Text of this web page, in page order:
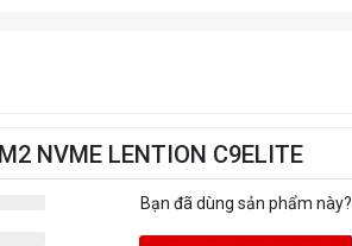
NVME LENTION C9ELITE
Bạn đã dùng sản phẩm này?